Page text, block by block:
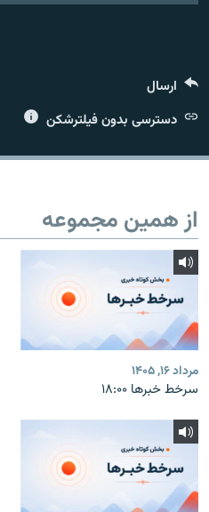
ارسال
دسترسی بدون فیلترشکن
از همین مجموعه
مرداد ۱۶, ۱۴۰۵
سرخط خبرها ۱۸:۰۰